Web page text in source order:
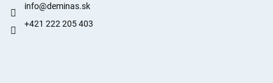
info@deminas.sk
+421 222 205 403